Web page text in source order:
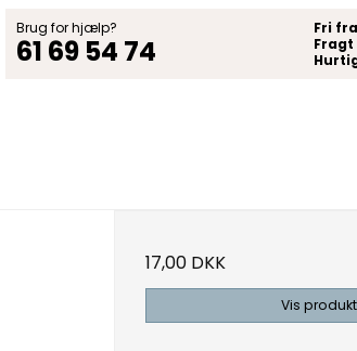
Brug for hjælp?
61 69 54 74
Fri
Fragt
17,00 DKK
Vis produkt